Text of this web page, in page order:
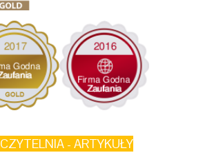
CZYTELNIA - ARTYKUŁY